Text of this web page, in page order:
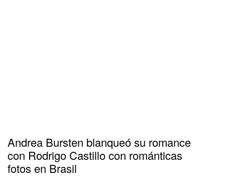
Andrea Bursten blanqueó su romance
con Rodrigo Castillo con románticas
fotos en Brasil